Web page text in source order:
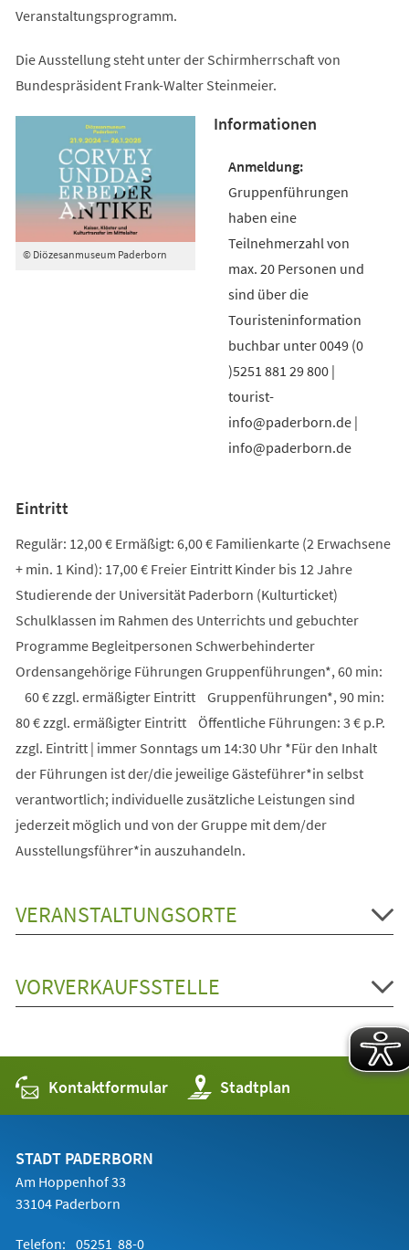
Veranstaltungsprogramm.
Die Ausstellung steht unter der Schirmherrschaft von
Bundespräsident Frank-Walter Steinmeier.
© Diözesanmuseum Paderborn
Informationen
Gruppenführungen
haben eine
Teilnehmerzahl von
max. 20 Personen und
sind über die
Touristeninformation
buchbar unter 0049 (0
)5251 881 29 800 |
tourist-
info@paderborn.de |
info@paderborn.de
Eintritt
Regulär: 12,00 € Ermäßigt: 6,00 € Familienkarte (2 Erwachsene
+ min. 1 Kind): 17,00 € Freier Eintritt Kinder bis 12 Jahre
Studierende der Universität Paderborn (Kulturticket)
Schulklassen im Rahmen des Unterrichts und gebuchter
Programme Begleitpersonen Schwerbehinderter
Ordensangehörige Führungen Gruppenführungen*, 60 min:
60 € zzgl. ermäßigter Eintritt Gruppenführungen*, 90 min:
80 € zzgl. ermäßigter Eintritt Öffentliche Führungen: 3 € p.P.
zzgl. Eintritt | immer Sonntags um 14:30 Uhr *Für den Inhalt
der Führungen ist der/die jeweilige Gästeführer*in selbst
verantwortlich; individuelle zusätzliche Leistungen sind
jederzeit möglich und von der Gruppe mit dem/der
Ausstellungsführer*in auszuhandeln.
VERANSTALTUNGSORTE
VORVERKAUFSSTELLE
Kontaktformular Stadtplan
(Öffnet
in
einem
STADT PADERBORN
Am Hoppenhof 33
33104 Paderborn
Telefon: 05251 88-0